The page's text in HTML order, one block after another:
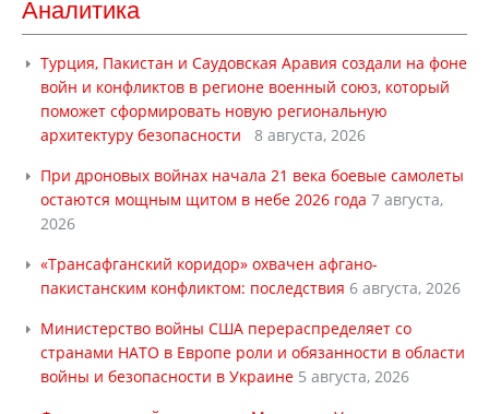
Аналитика
Турция, Пакистан и Саудовская Аравия создали на фоне
войн и конфликтов в регионе военный союз, который
поможет сформировать новую региональную
архитектуру безопасности
8 августа, 2026
При дроновых войнах начала 21 века боевые самолеты
остаются мощным щитом в небе 2026 года 7 августа,
2026
«Трансафганский коридор» охвачен афгано-
пакистанским конфликтом: последствия 6 августа, 2026
Министерство войны США перераспределяет со
странами НАТО в Европе роли и обязанности в области
войны и безопасности в Украине 5 августа, 2026